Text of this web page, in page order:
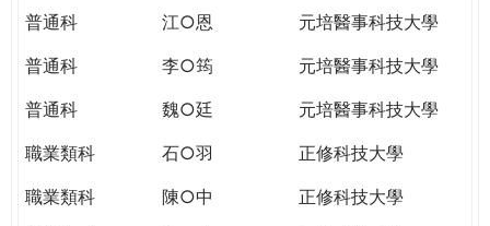
普通科
江○恩
元培醫事科技大學
普通科
李○筠
元培醫事科技大學
普通科
魏○廷
元培醫事科技大學
職業類科
石○羽
正修科技大學
職業類科
陳○中
正修科技大學